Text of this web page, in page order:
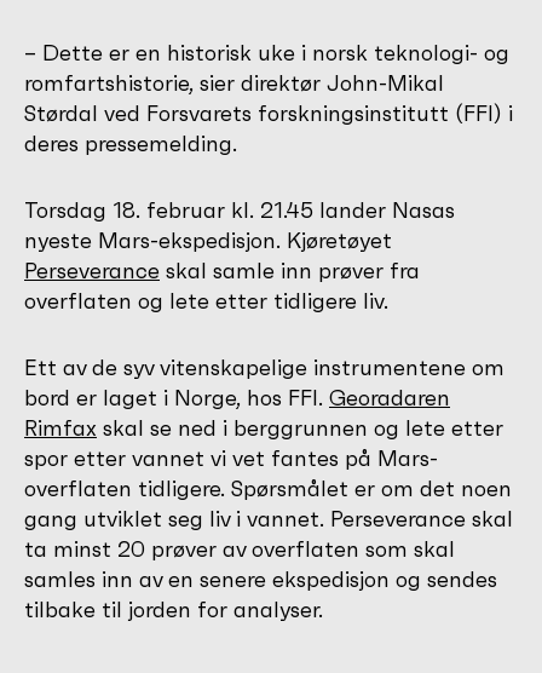
– Dette er en historisk uke i norsk teknologi- og
romfartshistorie, sier direktør John-Mikal
Størdal ved Forsvarets forskningsinstitutt (FFI) i
deres pressemelding.
Torsdag 18. februar kl. 21.45 lander Nasas
nyeste Mars-ekspedisjon. Kjøretøyet
Perseverance skal samle inn prøver fra
overflaten og lete etter tidligere liv.
Ett av de syv vitenskapelige instrumentene om
bord er laget i Norge, hos FFI. Georadaren
Rimfax skal se ned i berggrunnen og lete etter
spor etter vannet vi vet fantes på Mars-
overflaten tidligere. Spørsmålet er om det noen
gang utviklet seg liv i vannet. Perseverance skal
ta minst 20 prøver av overflaten som skal
samles inn av en senere ekspedisjon og sendes
tilbake til jorden for analyser.